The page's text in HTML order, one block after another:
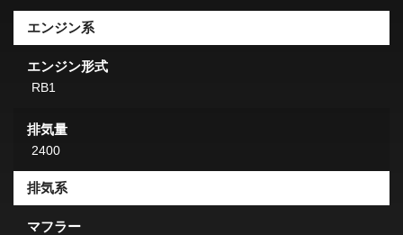
エンジン系
エンジン形式
RB1
排気量
2400
排気系
マフラー